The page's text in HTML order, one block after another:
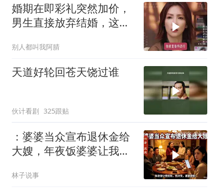
婚期在即彩礼突然加价，
男生直接放弃结婚，这件
别人都叫我阿腈
天道好轮回苍天饶过谁
伙计看剧 325跟贴
：婆婆当众宣布退休金给
大嫂，年夜饭婆婆让我结
林子说事